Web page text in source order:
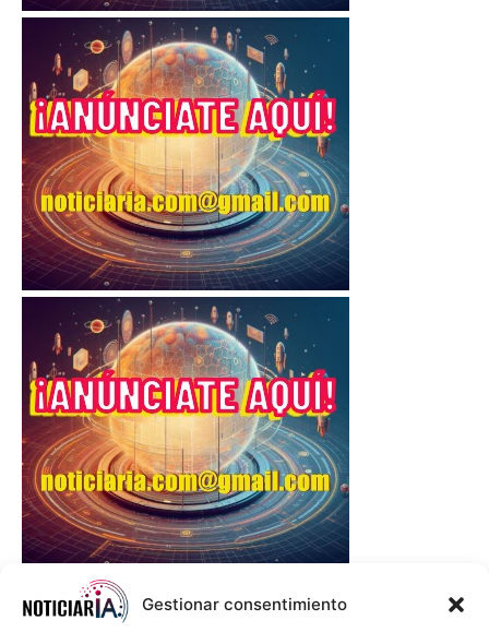
Gestionar consentimiento